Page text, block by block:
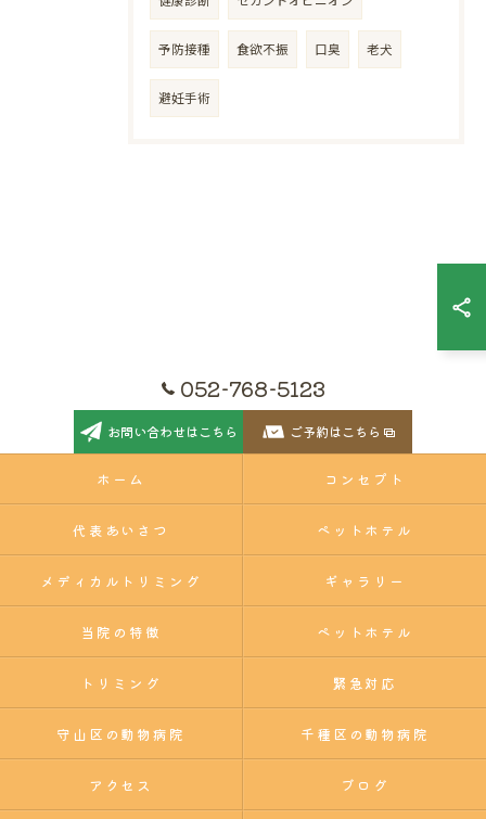
予防接種 食欲不振 口臭 老犬
避妊手術
052-768-5123
お問い合わせはこちら ご予約はこちら
ホーム コンセプト
代表あいさつ ペットホテル
メディカルトリミング ギャラリー
当院の特徴 ペットホテル
トリミング 緊急対応
守山区の動物病院 千種区の動物病院
アクセス ブログ